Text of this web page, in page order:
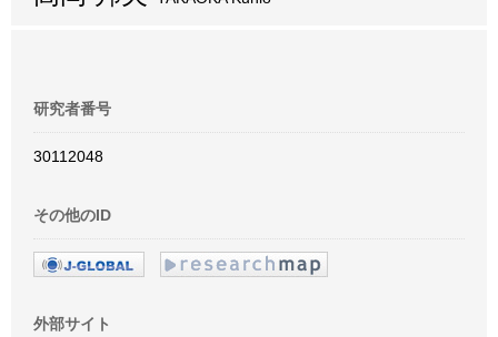
研究者番号
30112048
その他のID
外部サイト